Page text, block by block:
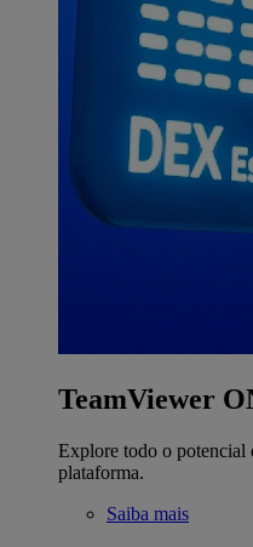
TeamViewer
Explore todo o potencial
plataforma.
Saiba mais